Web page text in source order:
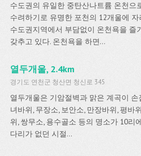
수도권의 유일한 중탄산나트륨 온천으
수려하기로 유명한 포천의 12개울에
수도권지역에서 부담없이 온천욕을 즐
갖추고 있다. 온천욕을 하면...
열두개울, 2.4km
경기도 연천군 청산면 청신로 345
열두개울은 기암절벽과 맑은 계곡이 손
녀바위, 무장소, 보안소, 만장바위, 평바
위, 쌍무소, 용수골소 등의 명소가 10리
다리가 없던 시절...